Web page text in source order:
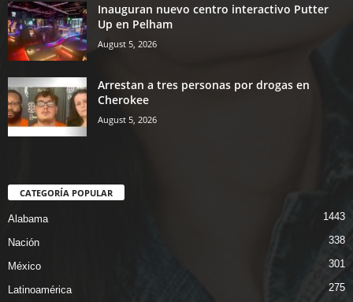
Inauguran nuevo centro interactivo Putter
Up en Pelham
August 5, 2026
Arrestan a tres personas por drogas en
Cherokee
August 5, 2026
CATEGORÍA POPULAR
Alabama 1443
Nación 338
México 301
Latinoamérica 275